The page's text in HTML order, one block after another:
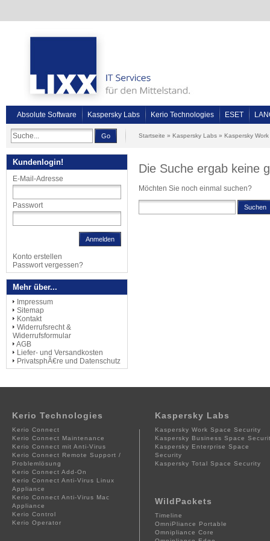
Absolute Software Kaspersky Labs Kerio Technologies ESET
Go Startseite » Kaspersky Labs » Kaspersky
Die Suche ergab keine
Möchten Sie noch einmal suchen?
Suchen
Kundenlogin!
E-Mail-Adresse
Passwort
Anmelden
Konto erstellen
Passwort vergessen?
Mehr über...
Impressum
Sitemap
Kontakt
Widerrufsrecht &
Widerrufsformular
AGB
Liefer- und Versandkosten
PrivatsphÃ€re und Datenschutz
Kerio Technologies
Kerio Connect
Kerio Connect Maintenance
Kerio Connect mit Anti-Virus
Kerio Connect Remote Support /
Problemlösung
Kerio Connect Add-On
Kerio Connect Anti-Virus Linux
Appliance
Kerio Connect Anti-Virus Mac
Appliance
Kerio Control
Kerio Operator
Kaspersky Labs
Kaspersky Work Space Security
Kaspersky Business Space
Kaspersky Enterprise Space
Security
Kaspersky Total Space Security
WildPackets
Timeline
OmniPliance Portable
Omnipliance Core